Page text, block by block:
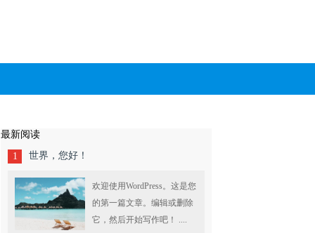
最新阅读
1 世界，您好！
欢迎使用WordPress。这是您
的第一篇文章。编辑或删除
它，然后开始写作吧！ ....